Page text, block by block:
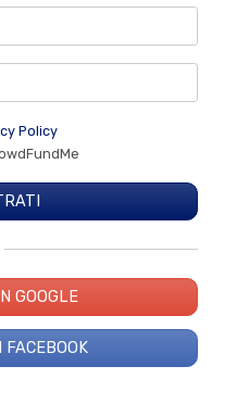
Policy
GOOGLE
FACEBOOK